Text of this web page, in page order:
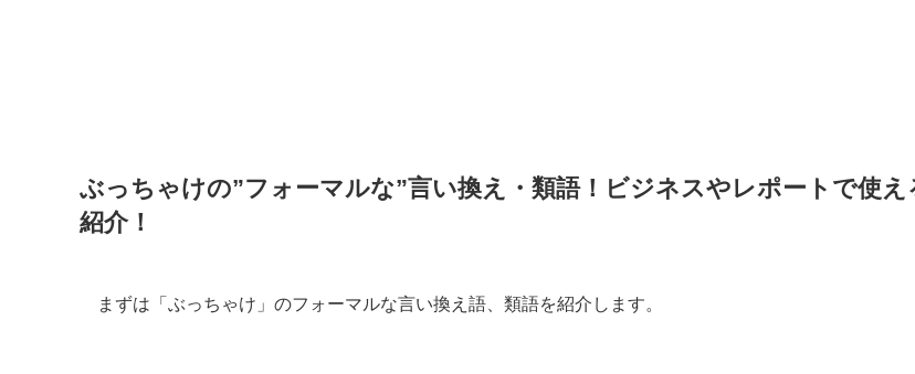
ぶっちゃけの”フォーマルな”言い換え・類語！ビジネスやレポートで使え
紹介！
まずは「ぶっちゃけ」のフォーマルな言い換え語、類語を紹介します。